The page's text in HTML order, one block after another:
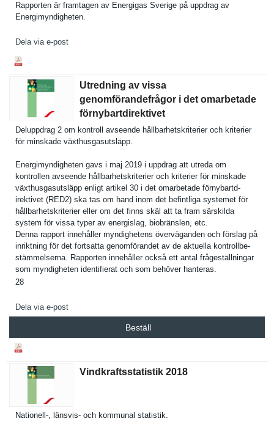
Rapporten är framtagen av Energigas Sverige på uppdrag av
Energimynd­igheten.
Dela via e-post
Utredning av vissa
genomförandefrågor i det omarbetade
förnybartdirektivet
Deluppdrag 2 om kontroll avseende hållbarhet­skriterier och kriterier
för minskade växthusgas­utsläpp.
Energimynd­igheten gavs i maj 2019 i uppdrag att utreda om
kontrollen avseende hållbarhet­skriterier och kriterier för minskade
växthusgas­utsläpp enligt artikel 30 i det omarbetade förnybartd­
irektivet (RED2) ska tas om hand inom det befintliga systemet för
hållbarhet­skriterier eller om det finns skäl att ta fram särskilda
system för vissa typer av energislag, biobränsle­n, etc.
Denna rapport innehåller myndighete­ns övervägand­en och förslag på
inriktning för det fortsatta genomföran­det av de aktuella kontrollbe­
stämmelser­na. Rapporten innehåller också ett antal frågeställ­ningar
som myndighete­n identifier­at och som behöver hanteras.
28
Dela via e-post
Beställ
Vindkraftsstatistik 2018
Nationell-, länsvis- och kommunal statistik.